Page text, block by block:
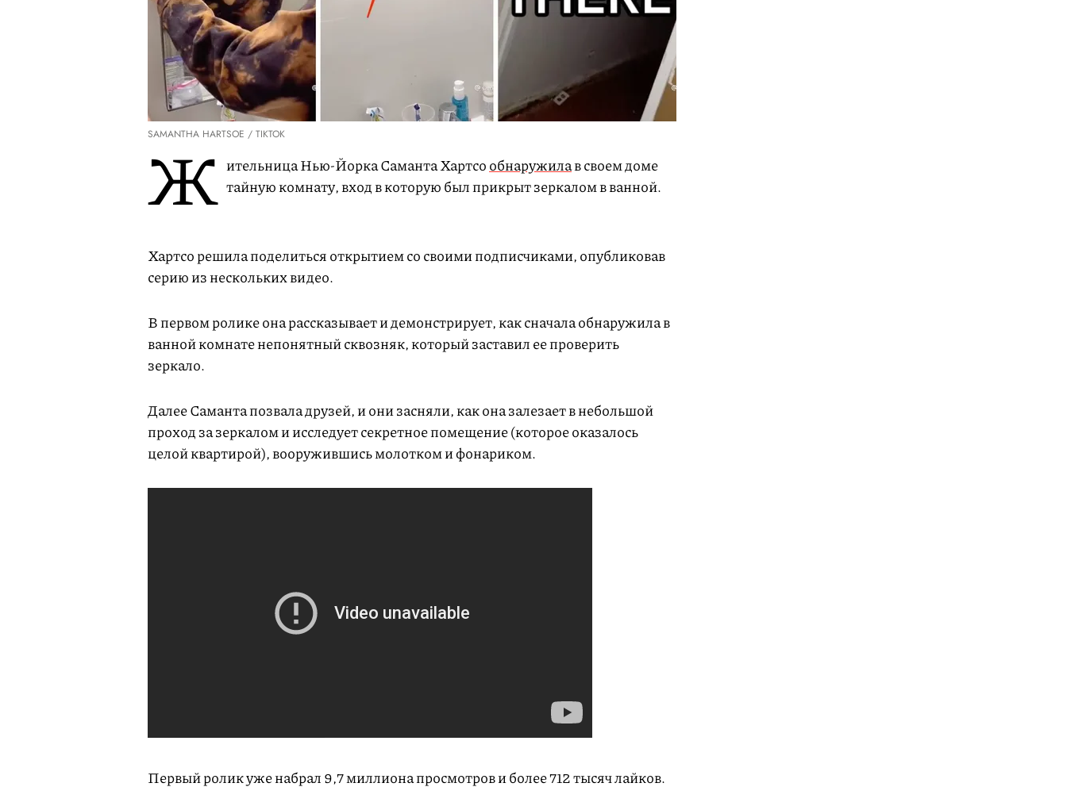
SAMANTHA HARTSOE / TIKTOK
Ж ительница Нью-Йорка Саманта Хартсообнаружилав своем доме
тайную комнату, вход в которую был прикрыт зеркалом в ванной.
Хартсо решила поделиться открытием со своими подписчиками, опубликовав
серию из нескольких видео.
В первом ролике она рассказывает и демонстрирует, как сначала обнаружила в
ванной комнате непонятный сквозняк, который заставил ее проверить
зеркало.
Далее Саманта позвала друзей, и они засняли, как она залезает в небольшой
проход за зеркалом и исследует секретное помещение (которое оказалось
целой квартирой), вооружившись молотком и фонариком.
Первый ролик уже набрал 9,7 миллиона просмотров и более 712 тысяч лайков.